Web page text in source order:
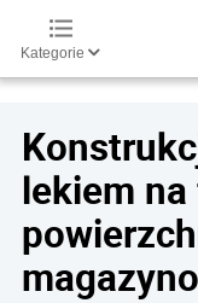
Kategorie
lekiem